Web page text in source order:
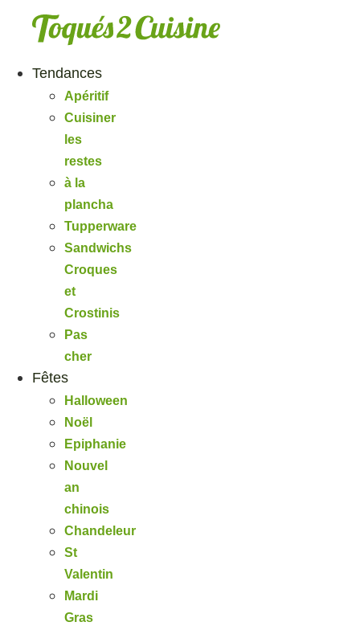
Tendances
Apéritif
Cuisiner
les
restes
à la
plancha
Tupperware
Sandwichs
Croques
et
Crostinis
Pas
cher
Fêtes
Halloween
Noël
Epiphanie
Nouvel
an
chinois
Chandeleur
St
Valentin
Mardi
Gras